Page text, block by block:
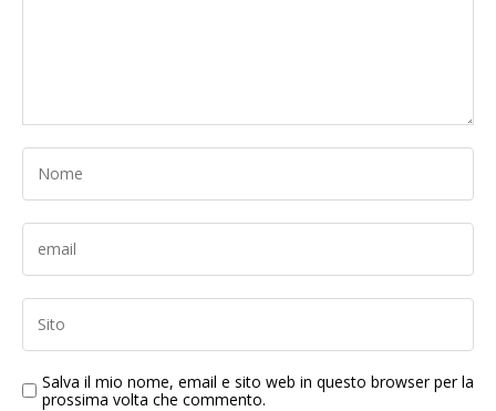
Salva il mio nome, email e sito web in questo browser per la
prossima volta che commento.